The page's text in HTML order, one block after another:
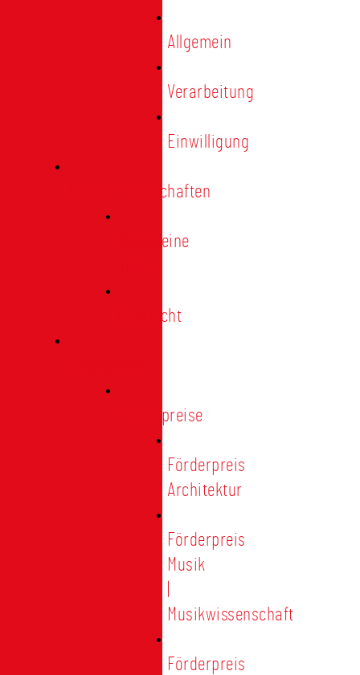
Allgemein
Verarbeitung
Einwilligung
Tischgemeinschaften
Allgemeine
Übersicht
Förderpreise
Förderpreis
Architektur
Förderpreis
Musik
Musikwissenschaft
Förderpreis